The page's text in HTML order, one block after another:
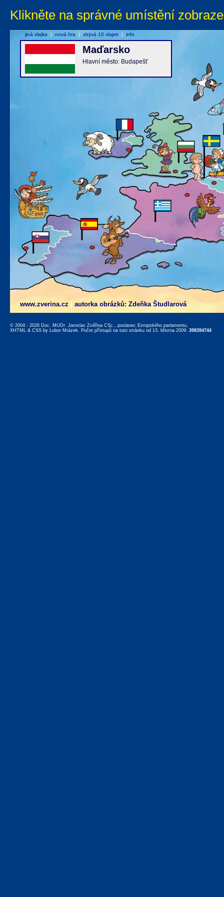
Klikněte na správné umístění
www.zverina.cz autorka obrázků: Zdeňka Študlarová
Maďarsko
Hlavní město: Budapešť
jiná vlajka | nová hra | zbývá 10 vlajek | info
© 2004 - 2026 Doc. MUDr. Jaroslav Zvěřina CSc., poslanec Evropského parlamentu,
XHTML & CSS by Lubor Mrázek. Počet přístupů na tuto stránku od 13. března 2009: 398394744